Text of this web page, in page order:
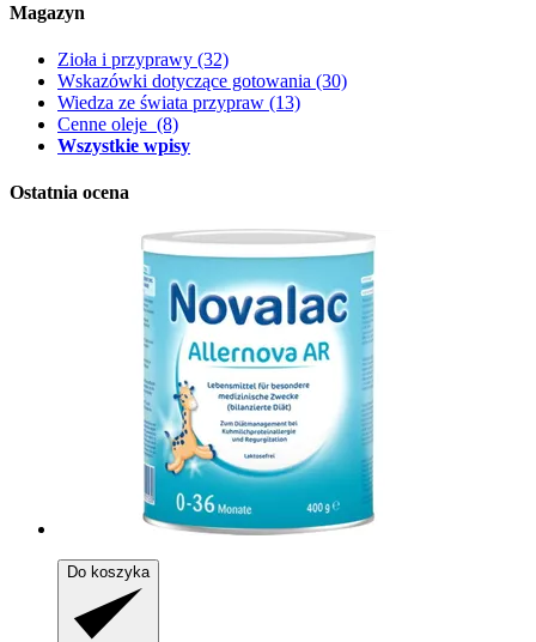
Magazyn
Zioła i przyprawy (32)
Wskazówki dotyczące gotowania (30)
Wiedza ze świata przypraw (13)
Cenne oleje (8)
Wszystkie wpisy
Ostatnia ocena
Do koszyka